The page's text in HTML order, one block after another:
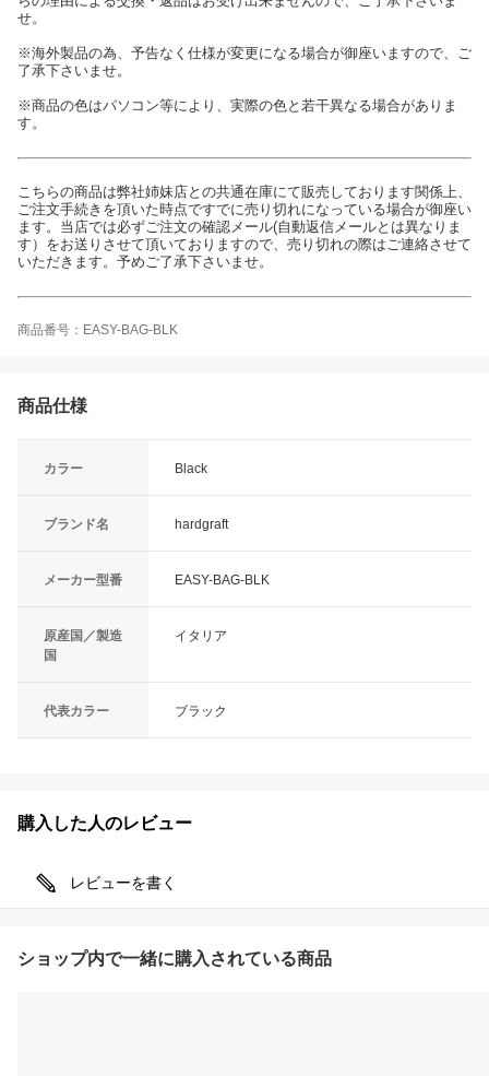
せ。
※海外製品の為、予告なく仕様が変更になる場合が御座いますので、ご
了承下さいませ。
※商品の色はパソコン等により、実際の色と若干異なる場合がありま
す。
こちらの商品は弊社姉妹店との共通在庫にて販売しております関係上、
ご注文手続きを頂いた時点ですでに売り切れになっている場合が御座い
ます。当店では必ずご注文の確認メール(自動返信メールとは異なりま
す）をお送りさせて頂いておりますので、売り切れの際はご連絡させて
いただきます。予めご了承下さいませ。
商品番号：EASY-BAG-BLK
商品仕様
カラー Black
ブランド名 hardgraft
メーカー型番 EASY-BAG-BLK
原産国／製造
国
イタリア
代表カラー ブラック
購入した人のレビュー
レビューを書く
ショップ内で一緒に購入されている商品